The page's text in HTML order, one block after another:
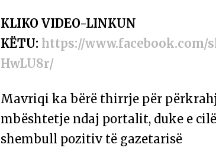
KLIKO VIDEO-LINKUN
KËTU:https://www.facebook.com/
HwLU8r/
Mavriqi ka bërë thirrje për
mbështetje ndaj portalit, duke e
shembull pozitiv të gazetarisë